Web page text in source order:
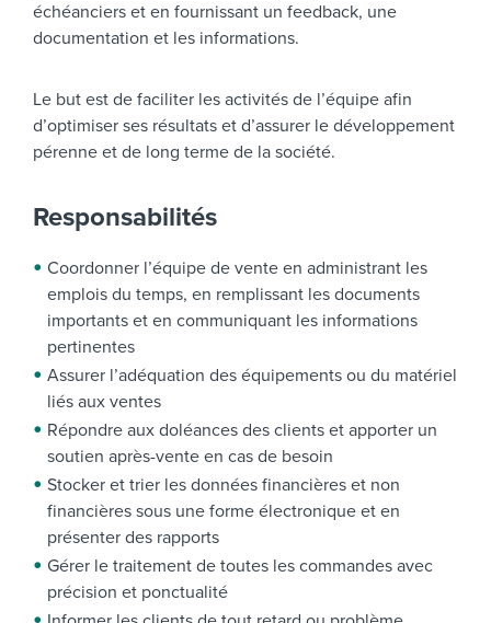
échéanciers et en fournissant un feedback, une
documentation et les informations.
Le but est de faciliter les activités de l’équipe afin
d’optimiser ses résultats et d’assurer le développement
pérenne et de long terme de la société.
Responsabilités
Coordonner l’équipe de vente en administrant les
emplois du temps, en remplissant les documents
importants et en communiquant les informations
pertinentes
Assurer l’adéquation des équipements ou du matériel
liés aux ventes
Répondre aux doléances des clients et apporter un
soutien après-vente en cas de besoin
Stocker et trier les données financières et non
financières sous une forme électronique et en
présenter des rapports
Gérer le traitement de toutes les commandes avec
précision et ponctualité